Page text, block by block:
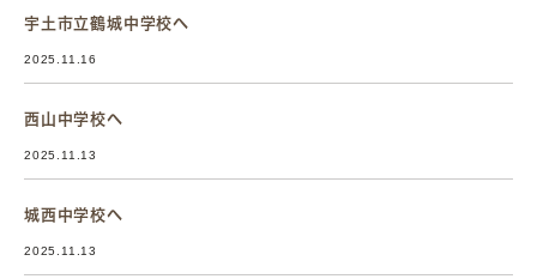
宇土市立鶴城中学校へ
2025.11.16
西山中学校へ
2025.11.13
城西中学校へ
2025.11.13